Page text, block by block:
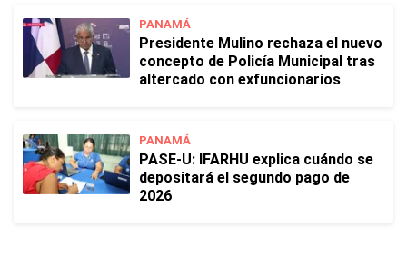
PANAMÁ
Presidente Mulino rechaza el nuevo
concepto de Policía Municipal tras
altercado con exfuncionarios
PANAMÁ
PASE-U: IFARHU explica cuándo se
depositará el segundo pago de
2026